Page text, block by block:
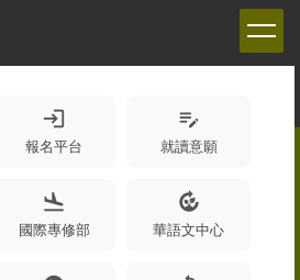
login
報名平台
edit_note
就讀意願
flight_land
國際專修部
compost
華語文中心